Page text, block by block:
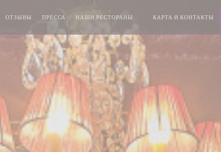
ОТЗЫВЫ ПРЕССА НАШИ РЕСТОРАНЫ КАРТА И КОНТАКТЫ